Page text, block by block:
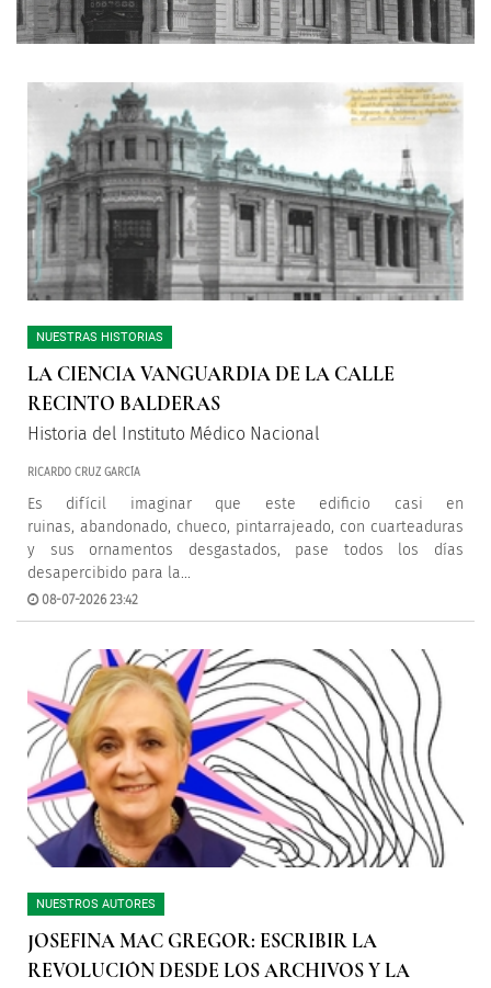
NUESTRAS HISTORIAS
LA CIENCIA VANGUARDIA DE LA CALLE
RECINTO BALDERAS
Historia del Instituto Médico Nacional
RICARDO CRUZ GARCÍA
Es difícil imaginar que este edificio casi en
ruinas, abandonado, chueco, pintarrajeado, con cuarteaduras
y sus ornamentos desgastados, pase todos los días
desapercibido para la...
08-07-2026 23:42
NUESTROS AUTORES
JOSEFINA MAC GREGOR: ESCRIBIR LA
REVOLUCIÓN DESDE LOS ARCHIVOS Y LA